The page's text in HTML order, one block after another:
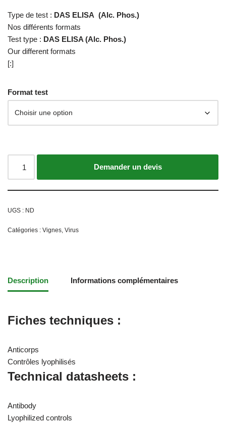
Type de test : DAS ELISA (Alc. Phos.)
Nos différents formats
Test type : DAS ELISA (Alc. Phos.)
Our different formats
[:]
Format test
Ajouter au panier
UGS : ND
Catégories : Vignes, Virus
Description Informations complémentaires
Fiches techniques :
Anticorps
Contrôles lyophilisés
Technical datasheets :
Antibody
Lyophilized controls